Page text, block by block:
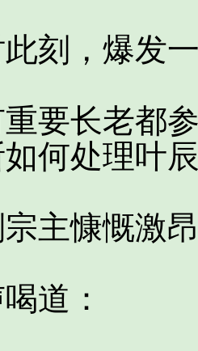
，爆发一
长老都参
何处理叶
慷慨激昂
道：